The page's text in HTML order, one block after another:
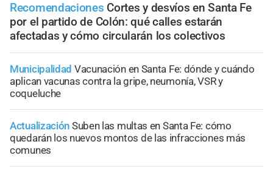
Recomendaciones Cortes y desvíos en Santa Fe
por el partido de Colón: qué calles estarán
afectadas y cómo circularán los colectivos
Municipalidad Vacunación en Santa Fe: dónde y cuándo
aplican vacunas contra la gripe, neumonía, VSR y
coqueluche
Actualización Suben las multas en Santa Fe: cómo
quedarán los nuevos montos de las infracciones más
comunes